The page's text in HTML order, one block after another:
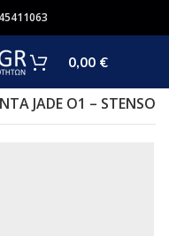
0,00 €
JADE O1 – STENSO